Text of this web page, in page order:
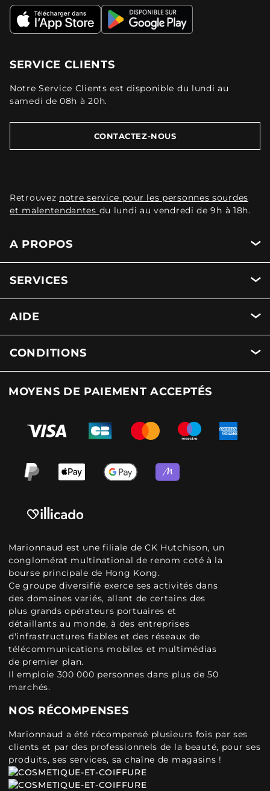
SERVICE CLIENTS
Notre Service Clients est disponible du lundi au
samedi de 08h à 20h.
CONTACTEZ-NOUS
Retrouvez notre service pour les personnes sourdes
et malentendantes du lundi au vendredi de 9h à 18h.
A PROPOS
SERVICES
AIDE
CONDITIONS
MOYENS DE PAIEMENT ACCEPTÉS
Marionnaud est une filiale de CK Hutchison, un
conglomérat multinational de renom coté à la
bourse principale de Hong Kong.
Ce groupe diversifié exerce ses activités dans
des domaines variés, allant de certains des
plus grands opérateurs portuaires et
détaillants au monde, à des entreprises
d'infrastructures fiables et des réseaux de
télécommunications mobiles et multimédias
de premier plan.
Il emploie 300 000 personnes dans plus de 50
marchés.
NOS RÉCOMPENSES
Marionnaud a été récompensé plusieurs fois par ses
clients et par des professionnels de la beauté, pour ses
produits, ses services, sa chaîne de magasins !